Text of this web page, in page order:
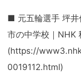
■ 元五輪選手 坪井
市の中学校｜NHK
(https://
0019112.html)